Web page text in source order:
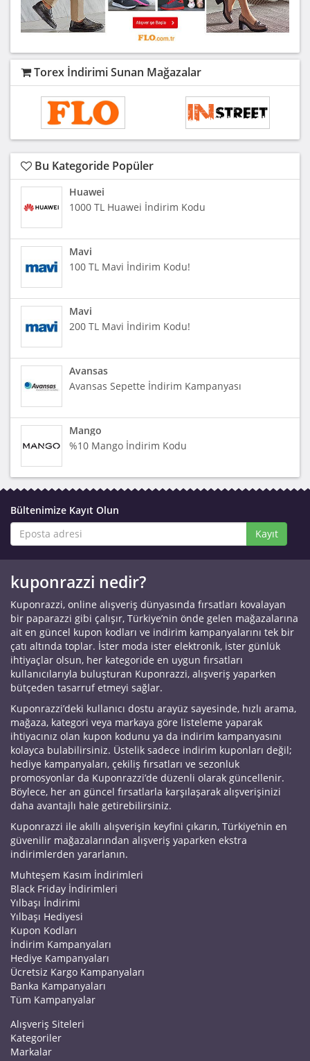
Torex İndirimi Sunan Mağazalar
Bu Kategoride Popüler
Huawei
1000 TL Huawei İndirim Kodu
Mavi
100 TL Mavi İndirim Kodu!
Mavi
200 TL Mavi İndirim Kodu!
Avansas
Avansas Sepette İndirim Kampanyası
Mango
%10 Mango İndirim Kodu
Bültenimize Kayıt Olun
Kayıt
kuponrazzi nedir?
Kuponrazzi, online alışveriş dünyasında fırsatları kovalayan
bir paparazzi gibi çalışır, Türkiye’nin önde gelen mağazalarına
ait en güncel kupon kodları ve indirim kampanyalarını tek bir
çatı altında toplar. İster moda ister elektronik, ister günlük
ihtiyaçlar olsun, her kategoride en uygun fırsatları
kullanıcılarıyla buluşturan Kuponrazzi, alışveriş yaparken
bütçeden tasarruf etmeyi sağlar.
Kuponrazzi’deki kullanıcı dostu arayüz sayesinde, hızlı arama,
mağaza, kategori veya markaya göre listeleme yaparak
ihtiyacınız olan kupon kodunu ya da indirim kampanyasını
kolayca bulabilirsiniz. Üstelik sadece indirim kuponları değil;
hediye kampanyaları, çekiliş fırsatları ve sezonluk
promosyonlar da Kuponrazzi’de düzenli olarak güncellenir.
Böylece, her an güncel fırsatlarla karşılaşarak alışverişinizi
daha avantajlı hale getirebilirsiniz.
Kuponrazzi ile akıllı alışverişin keyfini çıkarın, Türkiye’nin en
güvenilir mağazalarından alışveriş yaparken ekstra
indirimlerden yararlanın.
Muhteşem Kasım İndirimleri
Black Friday İndirimleri
Yılbaşı İndirimi
Yılbaşı Hediyesi
Kupon Kodları
İndirim Kampanyaları
Hediye Kampanyaları
Ücretsiz Kargo Kampanyaları
Banka Kampanyaları
Tüm Kampanyalar
Alışveriş Siteleri
Kategoriler
Markalar